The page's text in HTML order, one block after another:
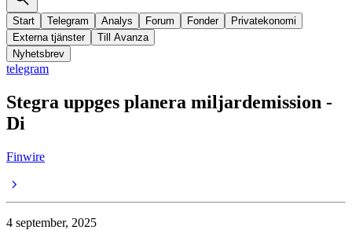
Start Telegram Analys Forum Fonder
Privatekonomi
Externa tjänster
Till Avanza
Nyhetsbrev
telegram
Stegra uppges planera miljardemission -
Di
Finwire
4 september, 2025